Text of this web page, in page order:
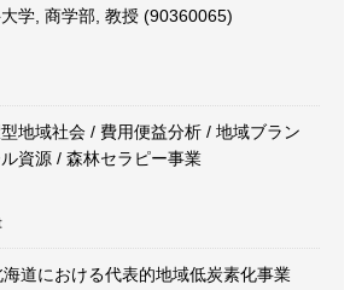
学, 商学部, 教授 (90360065)
地域社会 / 費用便益分析 / 地域ブラン
資源 / 森林セラピー事業
道における代表的地域低炭素化事業